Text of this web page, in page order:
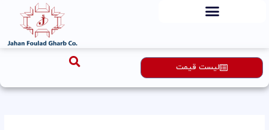
لیست قیمت